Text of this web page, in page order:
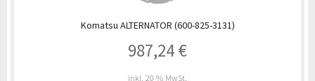
Komatsu ALTERNATOR (600-825-3131)
987,24€
inkl. 20 % MwSt.